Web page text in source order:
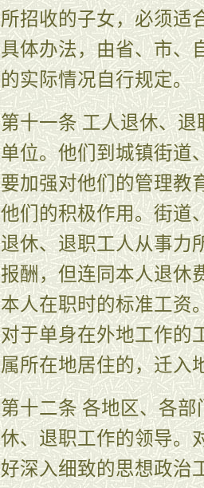
所招收的子女，必须适
具体办法，由省、市、
的实际情况自行规定。
第十一条 工人退休、
单位。他们到城镇街道
要加强对他们的管理教
他们的积极作用。街道
退休、退职工人从事力
报酬，但连同本人退休
本人在职时的标准工资
对于单身在外地工作的
属所在地居住的，迁入
第十二条 各地区、各
休、退职工作的领导。
好深入细致的思想政治